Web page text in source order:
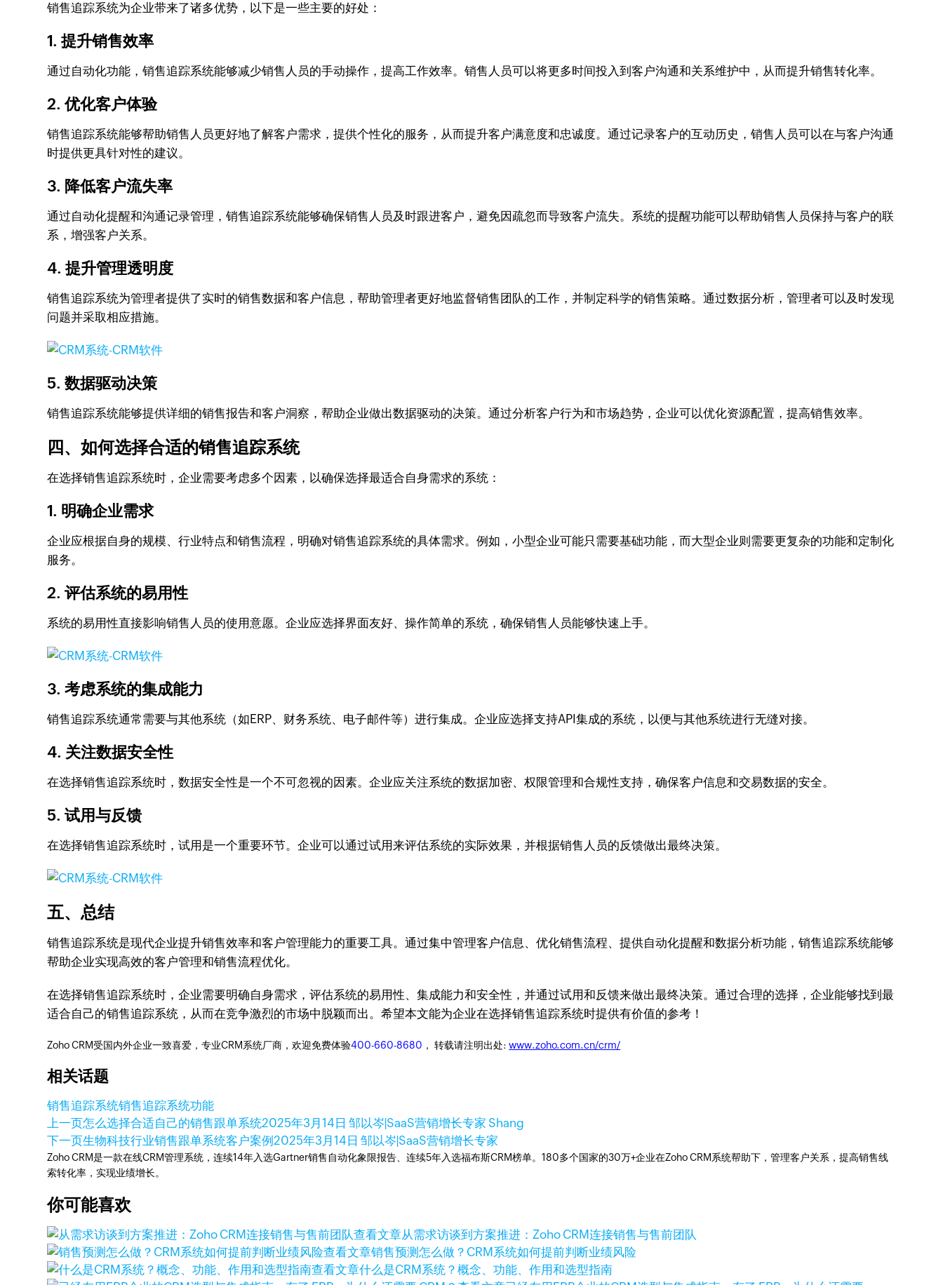
销售追踪系统为企业带来了诸多优势，以下是一些主要的好处：
1. 提升销售效率
通过自动化功能，销售追踪系统能够减少销售人员的手动操作，提高工作效率。销售人员可以将更多时间投入到客户沟通和关系维护中，从而提升销售转化率。
2. 优化客户体验
销售追踪系统能够帮助销售人员更好地了解客户需求，提供个性化的服务，从而提升客户满意度和忠诚度。通过记录客户的互动历史，销售人员可以在与客户沟通
时提供更具针对性的建议。
3. 降低客户流失率
通过自动化提醒和沟通记录管理，销售追踪系统能够确保销售人员及时跟进客户，避免因疏忽而导致客户流失。系统的提醒功能可以帮助销售人员保持与客户的联
系，增强客户关系。
4. 提升管理透明度
销售追踪系统为管理者提供了实时的销售数据和客户信息，帮助管理者更好地监督销售团队的工作，并制定科学的销售策略。通过数据分析，管理者可以及时发现
问题并采取相应措施。
5. 数据驱动决策
销售追踪系统能够提供详细的销售报告和客户洞察，帮助企业做出数据驱动的决策。通过分析客户行为和市场趋势，企业可以优化资源配置，提高销售效率。
四、如何选择合适的销售追踪系统
在选择销售追踪系统时，企业需要考虑多个因素，以确保选择最适合自身需求的系统：
1. 明确企业需求
企业应根据自身的规模、行业特点和销售流程，明确对销售追踪系统的具体需求。例如，小型企业可能只需要基础功能，而大型企业则需要更复杂的功能和定制化
服务。
2. 评估系统的易用性
系统的易用性直接影响销售人员的使用意愿。企业应选择界面友好、操作简单的系统，确保销售人员能够快速上手。
3. 考虑系统的集成能力
销售追踪系统通常需要与其他系统（如ERP、财务系统、电子邮件等）进行集成。企业应选择支持API集成的系统，以便与其他系统进行无缝对接。
4. 关注数据安全性
在选择销售追踪系统时，数据安全性是一个不可忽视的因素。企业应关注系统的数据加密、权限管理和合规性支持，确保客户信息和交易数据的安全。
5. 试用与反馈
在选择销售追踪系统时，试用是一个重要环节。企业可以通过试用来评估系统的实际效果，并根据销售人员的反馈做出最终决策。
五、总结
销售追踪系统是现代企业提升销售效率和客户管理能力的重要工具。通过集中管理客户信息、优化销售流程、提供自动化提醒和数据分析功能，销售追踪系统能够
帮助企业实现高效的客户管理和销售流程优化。
在选择销售追踪系统时，企业需要明确自身需求，评估系统的易用性、集成能力和安全性，并通过试用和反馈来做出最终决策。通过合理的选择，企业能够找到最
适合自己的销售追踪系统，从而在竞争激烈的市场中脱颖而出。希望本文能为企业在选择销售追踪系统时提供有价值的参考！
Zoho CRM受国内外企业一致喜爱，专业CRM系统厂商，欢迎免费体验400-660-8680 ， 转载请注明出处:www.zoho.com.cn/crm/
相关话题
销售追踪系统销售追踪系统功能
上一页怎么选择合适自己的销售跟单系统2025年3月14日 邹以岑|SaaS营销增长专家 Shang
下一页生物科技行业销售跟单系统客户案例2025年3月14日 邹以岑|SaaS营销增长专家
Zoho CRM是一款在线CRM管理系统，连续14年入选Gartner销售自动化象限报告、连续5年入选福布斯CRM榜单。180多个国家的30万+企业在Zoho CRM系统帮助下，管理客户关系，提高销售线
索转化率，实现业绩增长。
你可能喜欢
查看文章从需求访谈到方案推进：Zoho CRM连接销售与售前团队
查看文章销售预测怎么做？CRM系统如何提前判断业绩风险
查看文章什么是CRM系统？概念、功能、作用和选型指南